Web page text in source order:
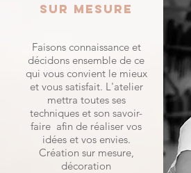
sur mesure
Faisons connaissance et
décidons ensemble de ce
qui vous convient le mieux
et vous satisfait. L'atelier
mettra toutes ses
techniques et son savoir-
faire afin de réaliser vos
idées et vos envies.
Création sur mesure,
décoration